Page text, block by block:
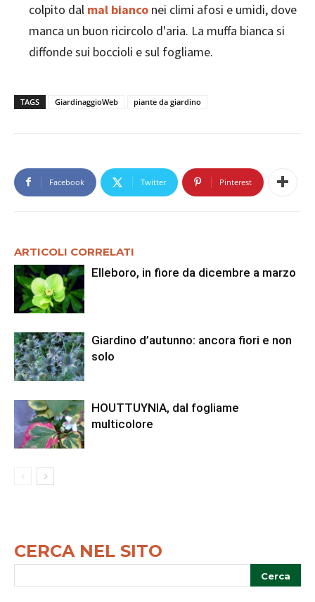
colpito dal mal bianco nei climi afosi e umidi, dove
manca un buon ricircolo d'aria. La muffa bianca si
diffonde sui boccioli e sul fogliame.
TAGS GiardinaggioWeb piante da giardino
Facebook Twitter Pinterest
ARTICOLI CORRELATI
Elleboro, in fiore da dicembre a marzo
Giardino d’autunno: ancora fiori e non
solo
HOUTTUYNIA, dal fogliame
multicolore
CERCA NEL SITO